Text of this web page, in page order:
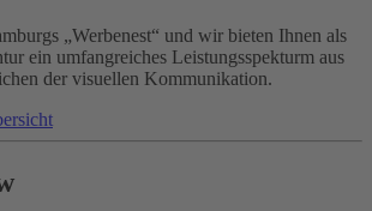
„Werbenest“ und wir bieten Ihnen als
ein umfangreiches Leistungsspekturm aus
der visuellen Kommunikation.